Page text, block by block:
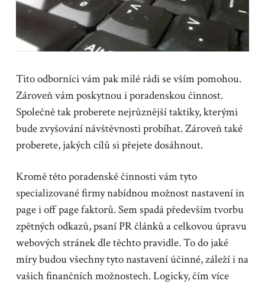
Tito odborníci vám pak milé rádi se vším pomohou.
Zároveň vám poskytnou i poradenskou činnost.
Společně tak proberete nejrůznější taktiky, kterými
bude zvyšování návštěvnosti probíhat. Zároveň také
proberete, jakých cílů si přejete dosáhnout.
Kromě této poradenské činnosti vám tyto
specializované firmy nabídnou možnost nastavení in
page i off page faktorů. Sem spadá především tvorbu
zpětných odkazů, psaní PR článků a celkovou úpravu
webových stránek dle těchto pravidle. To do jaké
míry budou všechny tyto nastavení účinné, záleží i na
vašich finančních možnostech. Logicky, čím více